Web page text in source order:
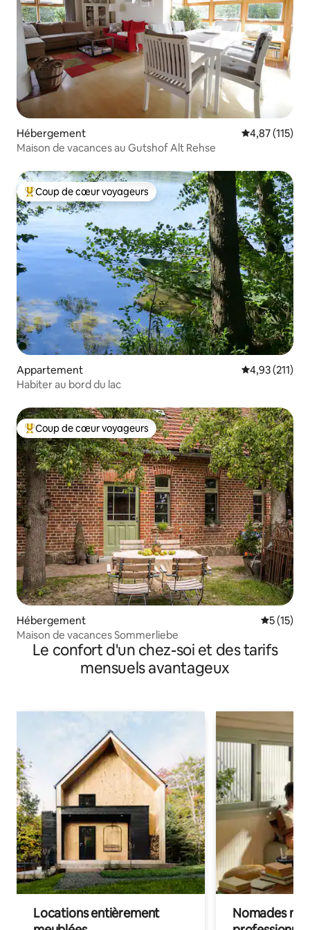
Hébergement Évaluation
4,87 (115)
Maison de vacances au Gutshof Alt Rehse
Coups de cœur voyageurs les plus appréciés
Coup de cœur voyageurs
Appartement Évaluation
4,93 (211)
Habiter au bord du lac
Coups de cœur voyageurs les plus appréciés
Coup de cœur voyageurs
Hébergement
5 (15)
Maison de vacances Sommerliebe
Le confort d'un chez-soi et des tarifs
mensuels avantageux
Locations entièrement
Nomades